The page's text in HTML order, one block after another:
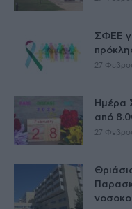
ΣΦΕΕ
27
Ημέρα
από
27